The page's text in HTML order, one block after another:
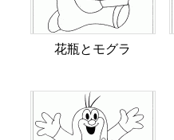
花瓶とモグラ